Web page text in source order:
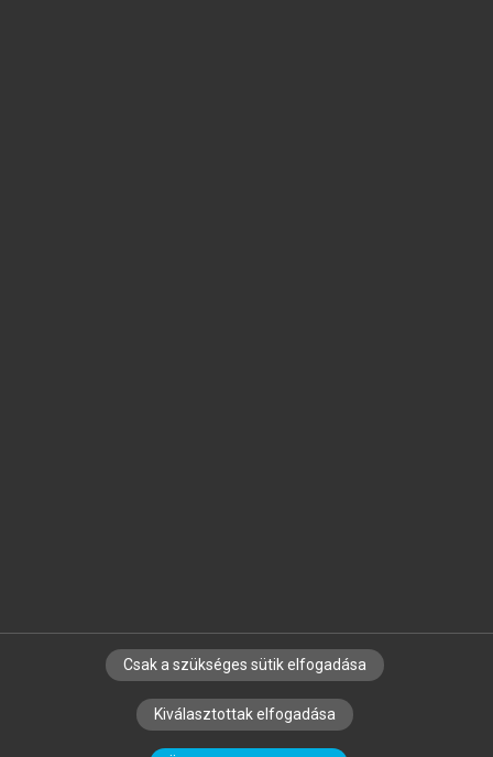
SZERZŐKNEK CÉGEKNEK KÖNYVTÁROSOKNAK
SZERKESZTÉSI ÉS LEKTORÁLÁSI ALAPELVEK
Csak a szükséges sütik elfogadása
Kiválasztottak elfogadása